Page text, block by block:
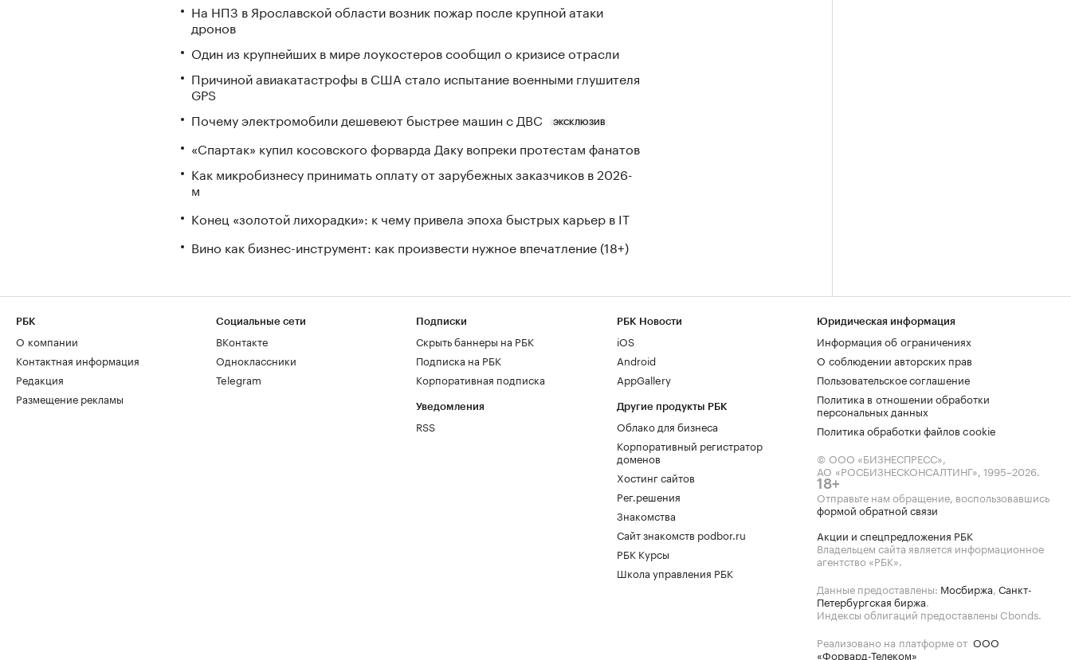
На НПЗ в Ярославской области возник пожар после крупной атаки
дронов
Один из крупнейших в мире лоукостеров сообщил о кризисе отрасли
Причиной авиакатастрофы в США стало испытание военными глушителя
GPS
Почему электромобили дешевеют быстрее машин с ДВС
ЭКСКЛЮЗИВ
«Спартак» купил косовского форварда Даку вопреки протестам фанатов
Как микробизнесу принимать оплату от зарубежных заказчиков в 2026-
м
Конец «золотой лихорадки»: к чему привела эпоха быстрых карьер в IT
Вино как бизнес-инструмент: как произвести нужное впечатление (18+)
РБК
О компании
Контактная информация
Редакция
Размещение рекламы
Социальные сети
ВКонтакте
Одноклассники
Telegram
Подписки
Скрыть баннеры на РБК
Подписка на РБК
Корпоративная подписка
Уведомления
RSS
РБК Новости
iOS
Android
AppGallery
Другие продукты РБК
Облако для бизнеса
Корпоративный регистратор
доменов
Хостинг сайтов
Рег.решения
Знакомства
Сайт знакомств podbor.ru
РБК Курсы
Школа управления РБК
Юридическая информация
Информация об ограничениях
О соблюдении авторских прав
Пользовательское соглашение
Политика в отношении обработки
персональных данных
Политика обработки файлов cookie
© ООО «БИЗНЕСПРЕСС»,
АО «РОСБИЗНЕСКОНСАЛТИНГ», 1995–2026.
18+
Отправьте нам обращение, воспользовавшись
формой обратной связи
Акции и спецпредложения РБК
Владельцем сайта является информационное
агентство «РБК».
Данные предоставлены: Мосбиржа, Санкт-
Петербургская биржа.
Индексы облигаций предоставлены Cbonds.
Реализовано на платформе от ООО
«Форвард-Телеком»